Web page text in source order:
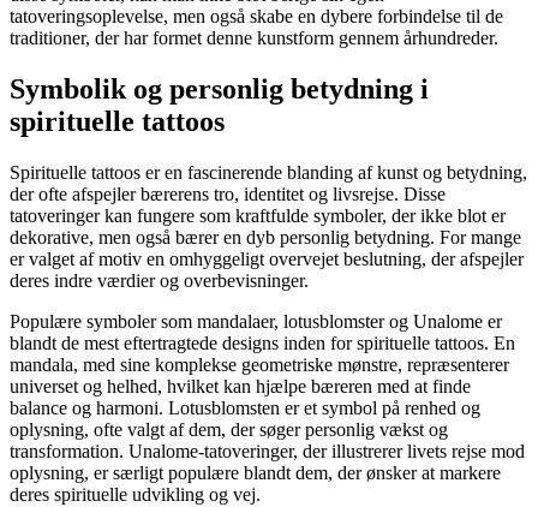
tatoveringsoplevelse, men også skabe en dybere forbindelse til de
traditioner, der har formet denne kunstform gennem århundreder.
Symbolik og personlig betydning i
spirituelle tattoos
Spirituelle tattoos er en fascinerende blanding af kunst og betydning,
der ofte afspejler bærerens tro, identitet og livsrejse. Disse
tatoveringer kan fungere som kraftfulde symboler, der ikke blot er
dekorative, men også bærer en dyb personlig betydning. For mange
er valget af motiv en omhyggeligt overvejet beslutning, der afspejler
deres indre værdier og overbevisninger.
Populære symboler som mandalaer, lotusblomster og Unalome er
blandt de mest eftertragtede designs inden for spirituelle tattoos. En
mandala, med sine komplekse geometriske mønstre, repræsenterer
universet og helhed, hvilket kan hjælpe bæreren med at finde
balance og harmoni. Lotusblomsten er et symbol på renhed og
oplysning, ofte valgt af dem, der søger personlig vækst og
transformation. Unalome-tatoveringer, der illustrerer livets rejse mod
oplysning, er særligt populære blandt dem, der ønsker at markere
deres spirituelle udvikling og vej.